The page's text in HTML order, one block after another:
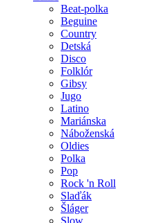
Beat-polka
Beguine
Country
Detská
Disco
Folklór
Gibsy
Jugo
Latino
Mariánska
Náboženská
Oldies
Polka
Pop
Rock 'n Roll
Slaďák
Šláger
Slow